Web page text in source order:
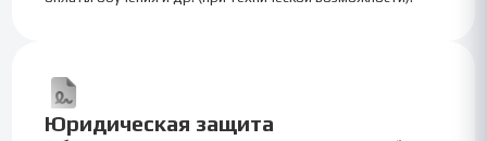
Юридическая защита